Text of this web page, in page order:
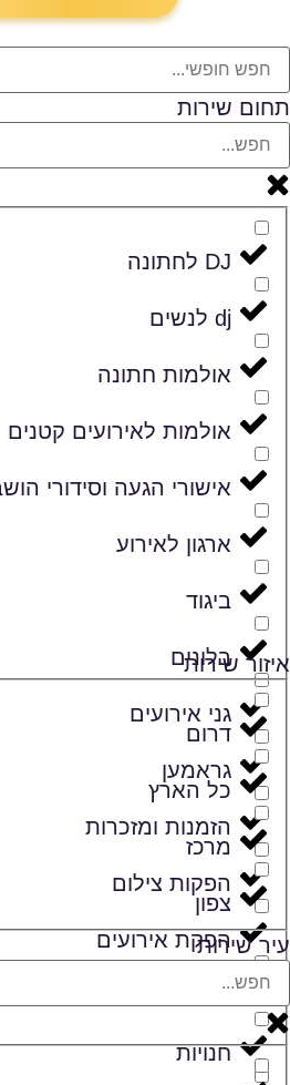
תחום שירות
DJ לחתונה
dj לנשים
אולמות חתונה
אולמות לאירועים קטנים
אישורי הגעה וסידורי
ארגון לאירוע
ביגוד
בלונים
גני אירועים
גראמען
הזמנות ומזכרות
הפקות צילום
הפקת אירועים
זמרים
חנויות
איזור שירות
דרום
כל הארץ
מרכז
צפון
עיר שירות